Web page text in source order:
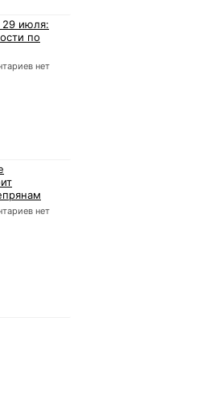
29 июля:
по
нет
нет